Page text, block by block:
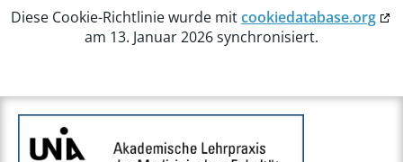
Diese Cookie-Richtlinie wurde mitcookiedatabase.org
am 13. Januar 2026 synchronisiert.